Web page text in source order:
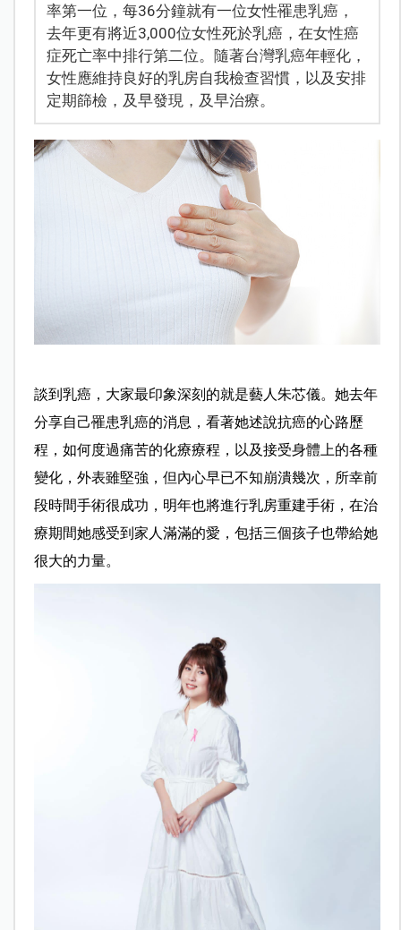
率第一位，每36分鐘就有一位女性罹患乳癌，
去年更有將近3,000位女性死於乳癌，在女性癌
症死亡率中排行第二位。隨著台灣乳癌年輕化，
女性應維持良好的乳房自我檢查習慣，以及安排
定期篩檢，及早發現，及早治療。
談到乳癌，大家最印象深刻的就是藝人朱芯儀。她去年
分享自己罹患乳癌的消息，看著她述說抗癌的心路歷
程，如何度過痛苦的化療療程，以及接受身體上的各種
變化，外表雖堅強，但內心早已不知崩潰幾次，所幸前
段時間手術很成功，明年也將進行乳房重建手術，在治
療期間她感受到家人滿滿的愛，包括三個孩子也帶給她
很大的力量。